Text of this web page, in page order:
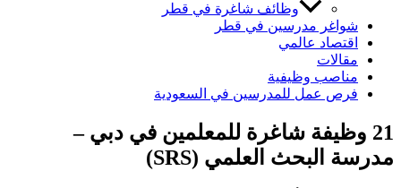
وظائف شاغرة في قطر
شواغر مدرسين في قطر
اقتصاد عالمي
مقالات
مناصب وظيفية
فرص عمل للمدرسين في السعودية
21 وظيفة شاغرة للمعلمين في دبي –
مدرسة البحث العلمي (SRS)